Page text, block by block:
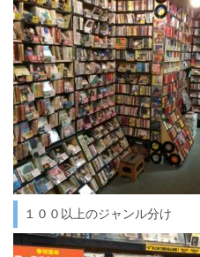
１００以上のジャンル分け